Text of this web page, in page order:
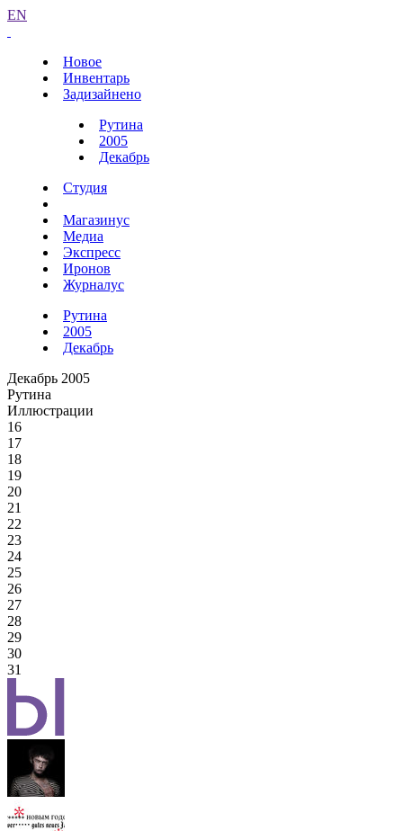
EN
Новое
Инвентарь
Задизайнено
Рутина
2005
Декабрь
Студия
Магазинус
Медиа
Экспресс
Иронов
Журналус
Рутина
2005
Декабрь
Декабрь 2005
Рутина
Иллюстрации
16
17
18
19
20
21
22
23
24
25
26
27
28
29
30
31